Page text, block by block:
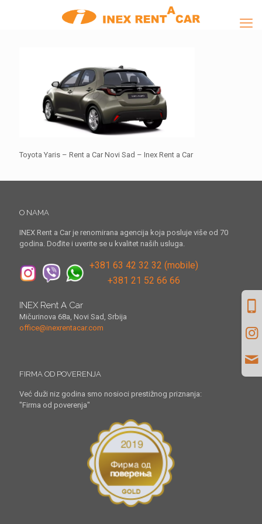
Toyota Yaris – Rent a Car Novi Sad – Inex Rent a Car
O NAMA
INEX Rent a Car je renomirana agencija koja posluje više od 70
godina. Dođite i uverite se u kvalitet naših usluga.
+381 63 42 32 32 (mobile)
+381 21 52 66 66
INEX Rent A Car
Mičurinova 68a, Novi Sad, Srbija
office@inexrentacar.com
FIRMA OD POVERENJA
Već duži niz godina smo nosioci prestižnog priznanja:
"Firma od poverenja"